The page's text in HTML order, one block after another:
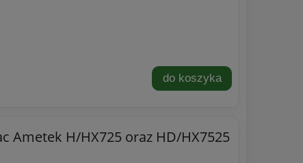
do koszyka
Ametek H/HX725 oraz HD/HX7525